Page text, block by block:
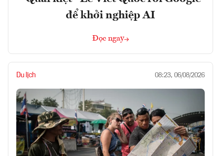
để khởi nghiệp AI
Đọc ngay
Du lịch 08:23, 06/08/2026